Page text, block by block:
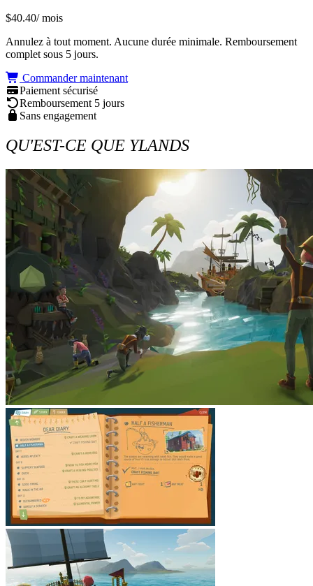
$40.40/ mois
Annulez à tout moment. Aucune durée minimale. Remboursement
complet sous 5 jours.
Commander maintenant
Paiement sécurisé
Remboursement 5 jours
Sans engagement
QU'EST-CE QUE YLANDS